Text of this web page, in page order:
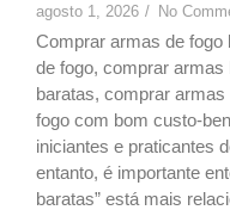
agosto 1, 2026 / No
Comprar armas de fogo
de fogo, comprar
baratas, comprar
fogo com bom custo-
iniciantes e praticantes
entanto, é importante
baratas” está mais